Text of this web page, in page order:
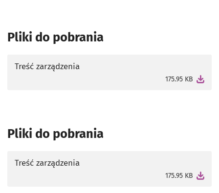
Pliki do pobrania
Treść zarządzenia
175.95 KB
Pliki do pobrania
Treść zarządzenia
175.95 KB